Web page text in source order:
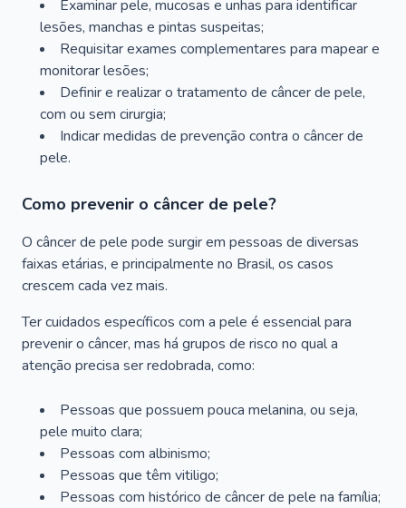
Examinar pele, mucosas e unhas para identificar
lesões, manchas e pintas suspeitas;
Requisitar exames complementares para mapear e
monitorar lesões;
Definir e realizar o tratamento de câncer de pele,
com ou sem cirurgia;
Indicar medidas de prevenção contra o câncer de
pele.
Como prevenir o câncer de pele?
O câncer de pele pode surgir em pessoas de diversas
faixas etárias, e principalmente no Brasil, os casos
crescem cada vez mais.
Ter cuidados específicos com a pele é essencial para
prevenir o câncer, mas há grupos de risco no qual a
atenção precisa ser redobrada, como:
Pessoas que possuem pouca melanina, ou seja,
pele muito clara;
Pessoas com albinismo;
Pessoas que têm vitiligo;
Pessoas com histórico de câncer de pele na família;